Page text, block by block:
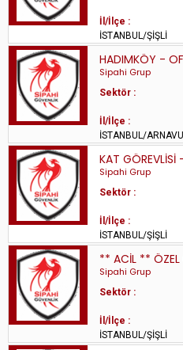
İl/İlçe :
İSTANBUL/ŞİŞLİ
HADIMKÖY -
Sipahi Grup
Sektör :
İl/İlçe :
İSTANBUL/
KAT GÖREVLİSİ
Sipahi Grup
Sektör :
İl/İlçe :
İSTANBUL/ŞİŞLİ
** ACİL ** ÖZEL
Sipahi Grup
Sektör :
İl/İlçe :
İSTANBUL/ŞİŞLİ